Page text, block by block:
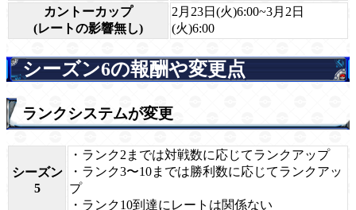
カントーカップ
(レートの影響無し)
2月23日(火)6:00~3月2日
(火)6:00
シーズン6の報酬や変更点
ランクシステムが変更
シーズン
5
・ランク2までは対戦数に応じてランクアップ
・ランク3〜10までは勝利数に応じてランクアッ
プ
・ランク10到達にレートは関係ない